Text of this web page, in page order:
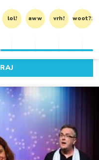
lol! aww vrh! woot?!